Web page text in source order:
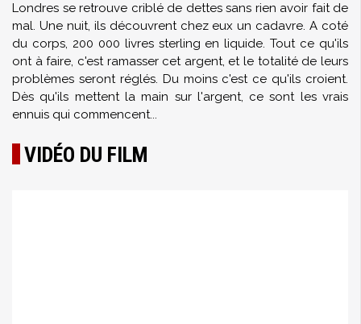
Londres se retrouve criblé de dettes sans rien avoir fait de
mal. Une nuit, ils découvrent chez eux un cadavre. A coté
du corps, 200 000 livres sterling en liquide. Tout ce qu'ils
ont à faire, c'est ramasser cet argent, et le totalité de leurs
problèmes seront réglés. Du moins c'est ce qu'ils croient.
Dès qu'ils mettent la main sur l'argent, ce sont les vrais
ennuis qui commencent...
VIDÉO DU FILM